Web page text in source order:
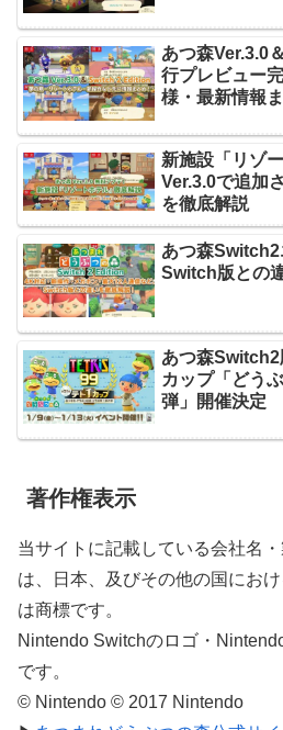
あつ森Ver.3.0
行プレビュー
様・最新情報
新施設「リゾ
Ver.3.0で追加
を徹底解説
あつ森Switch2
Switch版との
あつ森
カップ「どう
弾」開催決定
著作権表示
当サイトに記載している会社名
は、日本、及びその他の国にお
は商標です。
Nintendo Switchのロゴ・
です。
© Nintendo © 2017 Nintendo